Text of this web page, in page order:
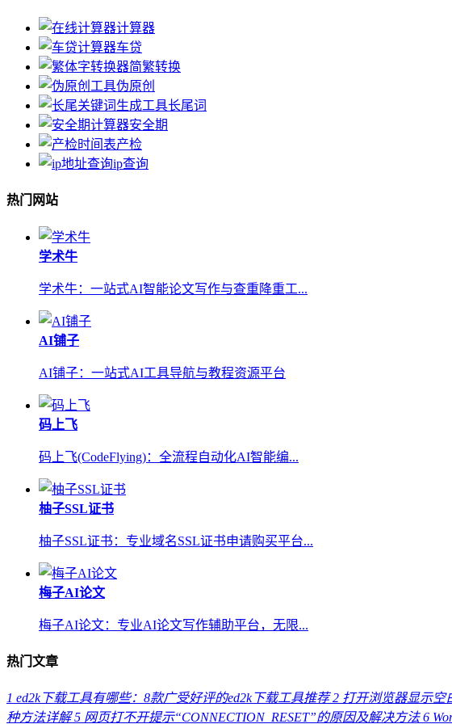
计算器
车贷
简繁转换
伪原创
长尾词
安全期
产检
ip查询
热门网站
学术牛
学术牛：一站式AI智能论文写作与查重降重工...
AI铺子
AI铺子：一站式AI工具导航与教程资源平台
码上飞
码上飞(CodeFlying)：全流程自动化AI智能编...
柚子SSL证书
柚子SSL证书：专业域名SSL证书申请购买平台...
梅子AI论文
梅子AI论文：专业AI论文写作辅助平台，无限...
热门文章
1 ed2k下载工具有哪些：8款广受好评的ed2k下载工具推荐 2 打开浏览器显示空
种方法详解 5 网页打不开提示“CONNECTION_RESET”的原因及解决方法 6